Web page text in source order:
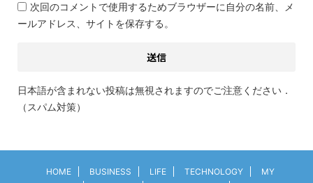
次回のコメントで使用するためブラウザーに自分の名前、メ
ールアドレス、サイトを保存する。
日本語が含まれない投稿は無視されますのでご注意ください．
（スパム対策）
HOME BUSINESS LIFE TECHNOLOGY
MY